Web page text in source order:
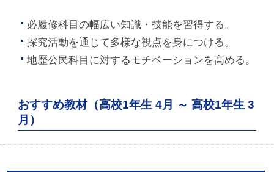
必履修科目の幅広い知識・技能を習得する。
探究活動を通じて多様な視点を身につける。
地歴公民科目に対するモチベーションを高める。
おすすめ教材（高校1年生 4月 ～ 高校1年生 3
月）